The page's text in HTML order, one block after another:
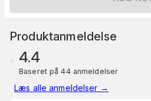
Produktanmeldelse
4.4
Baseret på 44 anmeldelser
Læs alle anmeldelser →